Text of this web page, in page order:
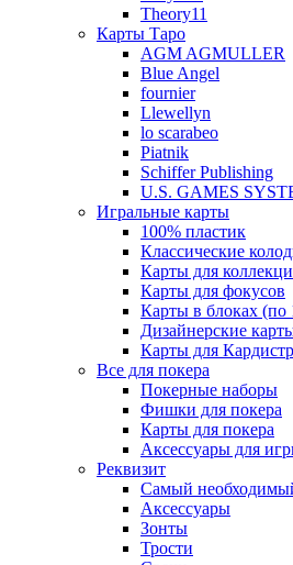
Theory11
Карты Таро
AGM AGMULLER
Blue Angel
fournier
Llewellyn
lo scarabeo
Piatnik
Schiffer Publishing
U.S. GAMES
Игральные карты
100% пластик
Классические
Карты для
Карты для фокусов
Карты в блоках (по
Дизайнерские
Карты для
Все для покера
Покерные наборы
Фишки для покера
Карты для покера
Аксессуары для
Реквизит
Самый
Аксессуары
Зонты
Трости